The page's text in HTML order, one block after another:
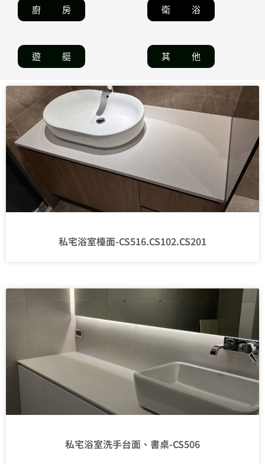
廚 房 衛 浴
遊 艇 其 他
私宅浴室檯面-CS516.CS102.CS201
私宅浴室洗手台面、書桌-CS506